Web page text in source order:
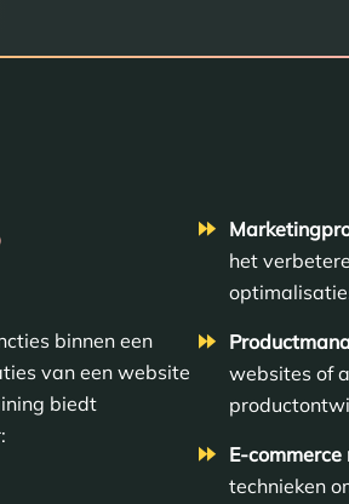
binnen een
van een website
biedt
het
websites of
E-
technieken